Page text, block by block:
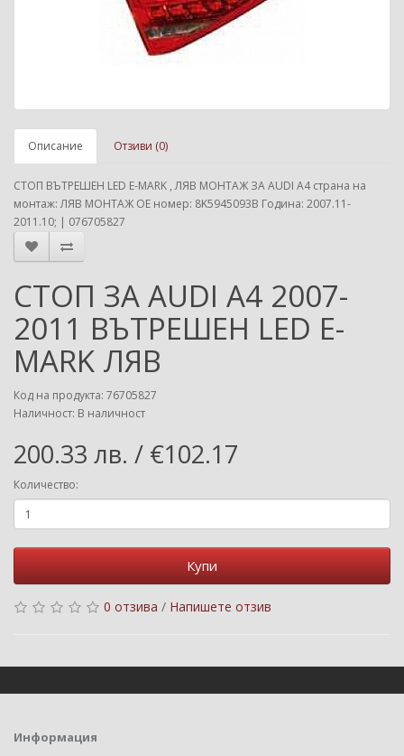
Описание Отзиви (0)
СТОП ВЪТРЕШЕН LED E-MARK , ЛЯВ МОНТАЖ ЗА AUDI A4 страна на
монтаж: ЛЯВ МОНТАЖ ОЕ номер: 8K5945093B Година: 2007.11-
2011.10; | 076705827
СТОП ЗА AUDI A4 2007-
2011 ВЪТРЕШЕН LED E-
MARK ЛЯВ
Код на продукта: 76705827
Наличност: В наличност
200.33 лв. / €102.17
Количество:
Купи
0 отзива / Напишете отзив
Информация